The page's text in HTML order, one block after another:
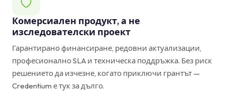
Комерсиален продукт, а не
изследователски проект
Гарантирано финансиране, редовни актуализации,
професионално SLA и техническа поддръжка. Без риск
решението да изчезне, когато приключи грантът —
Credentium е тук за дълго.